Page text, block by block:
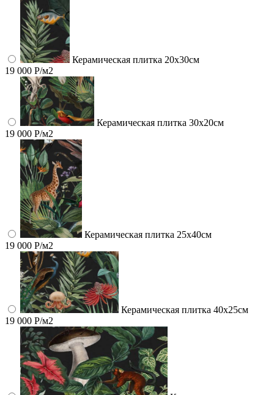
Керамическая плитка 20х30см
19 000 Р/м2
Керамическая плитка 30х20см
19 000 Р/м2
Керамическая плитка 25х40см
19 000 Р/м2
Керамическая плитка 40х25см
19 000 Р/м2